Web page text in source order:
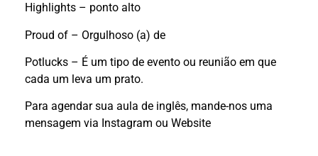
Highlights – ponto alto
Proud of – Orgulhoso (a) de
Potlucks – É um tipo de evento ou reunião em que
cada um leva um prato.
Para agendar sua aula de inglês, mande-nos uma
mensagem via Instagram ou Website